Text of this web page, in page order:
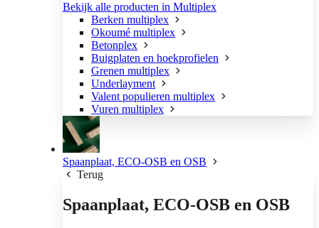
Bekijk alle producten in Multiplex
Berken multiplex
Okoumé multiplex
Betonplex
Buigplaten en hoekprofielen
Grenen multiplex
Underlayment
Valent populieren multiplex
Vuren multiplex
Spaanplaat, ECO-OSB en OSB
Terug
Spaanplaat, ECO-OSB en OSB